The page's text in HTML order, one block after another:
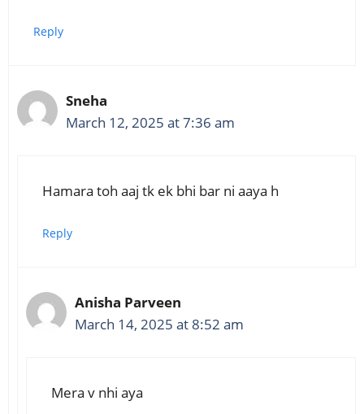
Reply
Sneha
March 12, 2025 at 7:36 am
Hamara toh aaj tk ek bhi bar ni aaya h
Reply
Anisha Parveen
March 14, 2025 at 8:52 am
Mera v nhi aya